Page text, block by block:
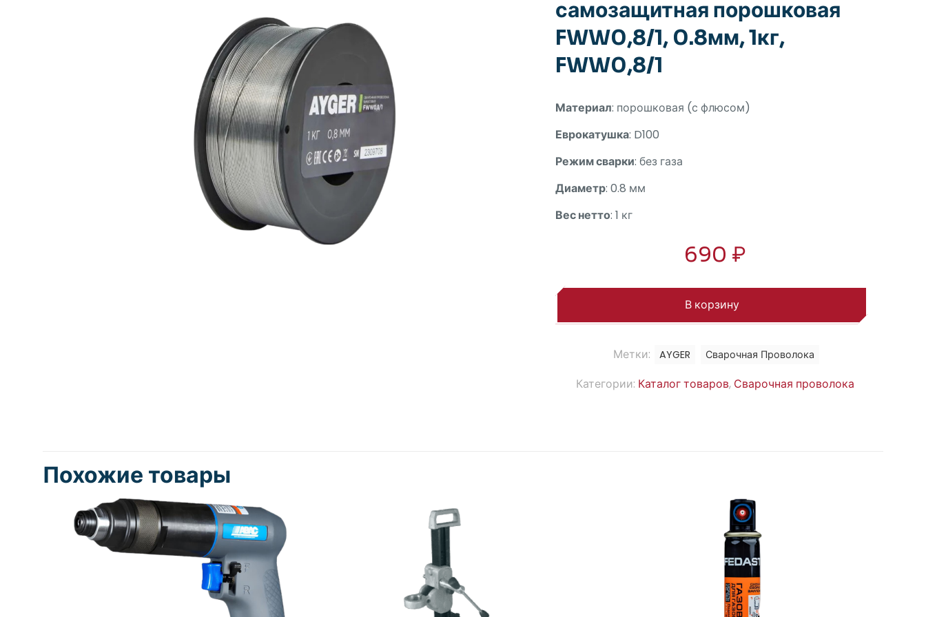
самозащитная порошковая
FWW0,8/1, 0.8мм, 1кг,
FWW0,8/1
Материал: порошковая (с флюсом)
Еврокатушка: D100
Режим сварки: без газа
Диаметр: 0.8 мм
Вес нетто: 1 кг
690 ₽
В корзину
Категории: Каталог товаров, Сварочная проволока
Метки: AYGER Сварочная Проволока
Похожие товары